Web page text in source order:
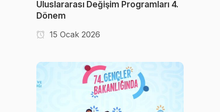
Uluslararası Değişim Programları 4.
Dönem
15 Ocak 2026